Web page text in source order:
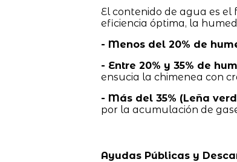
El contenido de agua es
eficiencia óptima, la
- Menos del 20% de
- Entre 20% y 35% de
ensucia la chimenea con
- Más del 35% (Leña
por la acumulación de
Ayudas Públicas y